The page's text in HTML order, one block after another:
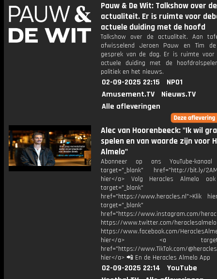
Pauw & De Wit: Talkshow over de
actualiteit. Er is ruimte voor
actuele duiding met de hoofd
Talkshow over de actualiteit. Aan
afwisselend Jeroen Pauw en Tim
gesprek van de dag. Er is ruimte
actuele duiding met de
politiek en het nieuws.
02-09-2025 22:15
NPO1
Amusement.TV
Nieuws.TV
Alle afleveringen
Alec van Hoorenbeeck: "Ik wil
spelen en van waarde zijn voor
Almelo"
Abonneer op ons YouTube-
target="_blank" href="http://bit.ly/
hier</a> Volg Heracles Almelo
target="_blank"
href="https://www.heracles.nl">Klik
target="_blank"
href="https://www.instagram.com/
https://www.twitter.com/heraclesalmelo
https://www.facebook.com/
hier</a> <a
href="https://www.TikTok.com/
hier</a> 📲 En de Heracles Almelo App
02-09-2025 22:14
YouTube